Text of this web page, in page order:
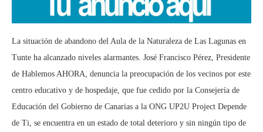
La situación de abandono del Aula de la Naturaleza de Las Lagunas en
Tunte ha alcanzado niveles alarmantes. José Francisco Pérez, Presidente
de Hablemos AHORA, denuncia la preocupación de los vecinos por este
centro educativo y de hospedaje, que fue cedido por la Consejería de
Educación del Gobierno de Canarias a la ONG UP2U Project Depende
de Ti, se encuentra en un estado de total deterioro y sin ningún tipo de